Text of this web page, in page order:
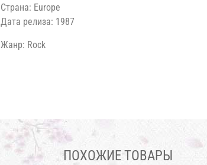
Страна: Europe
Дата релиза: 1987
Жанр: Rock
ПОХОЖИЕ ТОВАРЫ